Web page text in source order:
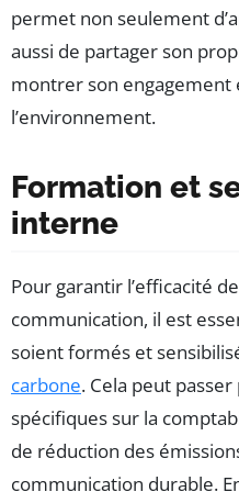
permet non seulement
aussi de partager son
montrer son engagement
l’environnement.
Formation et
interne
Pour garantir l’efficacité
communication, il est
soient formés et
carbone. Cela peut
spécifiques sur la
de réduction des
communication durable.